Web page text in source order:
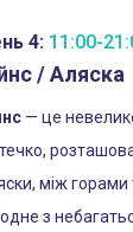
4: 11:00-
/ Аляска
— це
між
з